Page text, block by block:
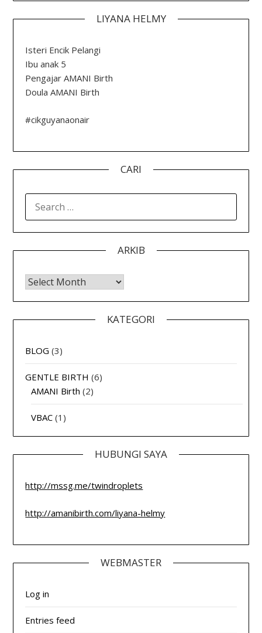
LIYANA HELMY
Isteri Encik Pelangi
Ibu anak 5
Pengajar AMANI Birth
Doula AMANI Birth
#cikguyanaonair
CARI
FOR:
ARKIB
Arkib
KATEGORI
BLOG (3)
GENTLE BIRTH (6)
AMANI Birth (2)
VBAC (1)
HUBUNGI SAYA
http://mssg.me/twindroplets
http://amanibirth.com/liyana-helmy
WEBMASTER
Log in
Entries feed